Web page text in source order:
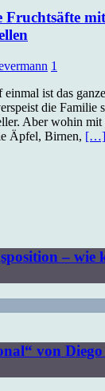
Fruchtsäfte
1
ist das
die Familie
Aber wohin
Äpfel, Birnen, […]
– wie
von